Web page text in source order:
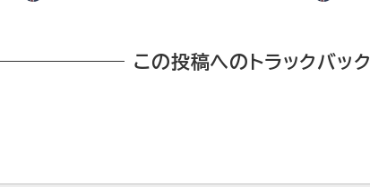
この投稿へのトラックバック